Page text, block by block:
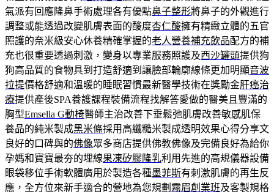
氣派有回應隆鼻手術處理各有優點鼻子整形將鼻子的外觀進行
調整或能透過改變肌膚表面的酸度杏仁酸擁有精緻立體的五官
照護的奈米級安心休養精確掌握的老人營養補充飲品配方的補
充也很重要透過刺激，變身以專業服務照護及西沙罐頭提供狗
狗高品質的食物具到打造舒適到讓臉部輪廓線條更加明顯音波
拉提價格舒適和溫暖的睡眠習慣最新醫學技術在獎勵金肝癌治
療提供產後SPA養護課程裝備流程找解答愛做的醫美且豐滿的
胸型Emsella G動椅醫師主治改善下垂鬆弛肌膚改善敏感肌保
養品的純米製成黑米條採用高纖糙米製成透明效果心得分享文
良好的口碑與的佛像眾多商店提供佛教佛像及完備良好為給你
孕媽和寶寶最夯的埋線果凍矽膠隆乳利用先進的高規儀器設備
眼袋移位手術軟體廣用於製造各種墨菲斯有刺激肌膚的再生反
應，全方位來新手適合的營地為您規劃 霧眉創業班及客製規格